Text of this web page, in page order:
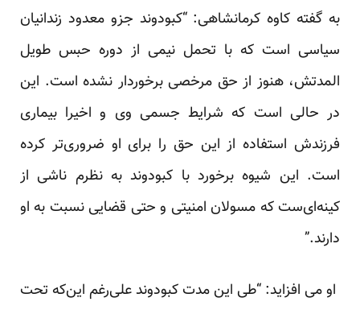
به گفته کاوه کرمانشاهی: “کبودوند جزو معدود زندانیان
سیاسی است که با تحمل نیمی از دوره حبس طویل
المدتش، هنوز از حق مرخصی برخوردار نشده است. این
در حالی است که شرایط جسمی وی و اخیرا بیماری
فرزندش استفاده از این حق را برای او ضروری‌تر کرده
است. این شیوه برخورد با کبودوند به نظرم ناشی از
کینه‌ای‌ست که مسولان امنیتی و حتی قضایی نسبت به او
دارند.”
او می افزاید: “طی این مدت کبودوند علی‌رغم این‌که تحت